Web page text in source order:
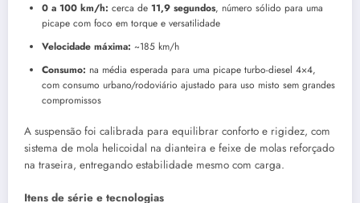
0 a 100 km/h: cerca de 11,9 segundos, número sólido para uma
picape com foco em torque e versatilidade
Velocidade máxima: ~185 km/h
Consumo: na média esperada para uma picape turbo-diesel 4×4,
com consumo urbano/rodoviário ajustado para uso misto sem grandes
compromissos
A suspensão foi calibrada para equilibrar conforto e rigidez, com
sistema de mola helicoidal na dianteira e feixe de molas reforçado
na traseira, entregando estabilidade mesmo com carga.
Itens de série e tecnologias